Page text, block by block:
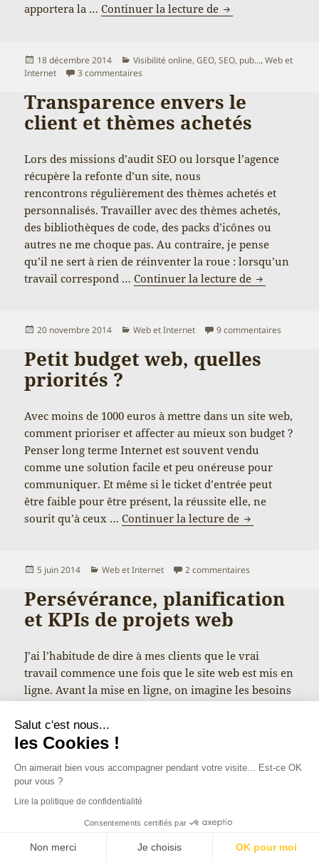
apportera la …Continuer la lecture de Éditeur de site
Publié
le
18 décembre 2014 Catégories
Visibilité online, GEO, SEO, pub...,Web et
Internet
3 commentaires
Transparence envers le
client et thèmes achetés
Lors des missions d’audit SEO ou lorsque l’agence
récupère la refonte d’un site, nous
rencontrons régulièrement des thèmes achetés et
personnalisés. Travailler avec des thèmes achetés,
des bibliothèques de code, des packs d’icônes ou
autres ne me choque pas. Au contraire, je pense
qu’il ne sert à rien de réinventer la roue : lorsqu’un
travail correspond …Continuer la lecture de
Publié
20 novembre 2014 Catégories
Web et Internet 9 commentaires
Petit budget web, quelles
priorités ?
Avec moins de 1000 euros à mettre dans un site web,
comment prioriser et affecter au mieux son budget ?
Penser long terme Internet est souvent vendu
comme une solution facile et peu onéreuse pour
communiquer. Et même si le ticket d’entrée peut
être faible pour être présent, la réussite elle, ne
sourit qu’à ceux …Continuer la lecture de Petit budget
Publié
5 juin 2014 Catégories
Web et Internet 2 commentaires
Persévérance, planification
et KPIs de projets web
J’ai l’habitude de dire à mes clients que le vrai
travail commence une fois que le site web est mis en
ligne. Avant la mise en ligne, on imagine les besoins
et ce n’est qu’une fois confronté à la réalité que l’on
sait si tout ce …Continuer la lecture de
le
2 commentairessur Persévérance, planification et KPIs de projets web
Site web pour une PME :
quel budget prévoir ?
Salut c'est nous...
les Cookies !
On aimerait bien vous accompagner pendant votre visite... Est-ce OK
pour vous ?
Lire la politique de confidentialité
Consentements certifiés par
Non merci Je choisis OK pour moi